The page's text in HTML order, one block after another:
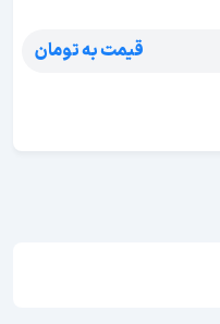
قیمت به تومان